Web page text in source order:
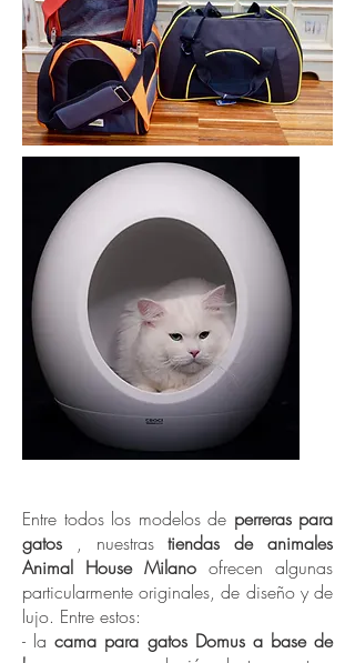
Entre todos los modelos de perreras para
gatos , nuestrastiendas de animales
Animal House Milano ofrecen algunas
particularmente originales, de diseño y de
lujo. Entre estos:
- lacama para gatos Domus a base de